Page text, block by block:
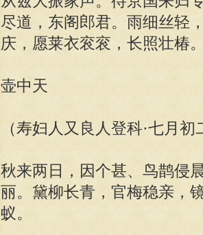
尽道，东阁郎君。雨细丝轻
庆，愿莱衣衮衮，长照壮椿
壶中天
（寿妇人又良人登科·七月初
秋来两日，因个甚、鸟鹊侵
丽。黛柳长青，官梅稳亲，
蚁。